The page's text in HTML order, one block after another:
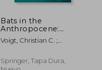
Bats in the
Anthropocene:
Conservation of Bats
in a Changing World
Voigt, Christian C. ;
Springer, Tapa Dura,